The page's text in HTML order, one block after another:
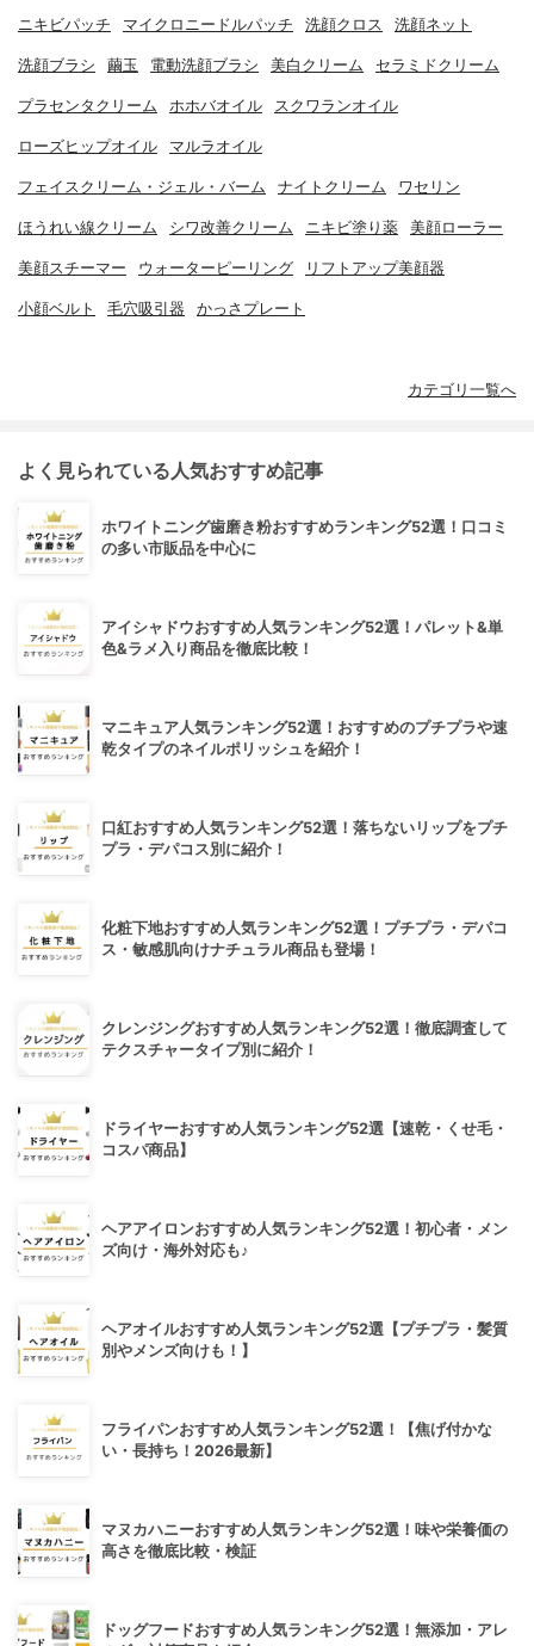
ニキビパッチ マイクロニードルパッチ 洗顔クロス 洗顔ネット
洗顔ブラシ 繭玉 電動洗顔ブラシ 美白クリーム セラミドクリーム
プラセンタクリーム ホホバオイル スクワランオイル
ローズヒップオイル マルラオイル
フェイスクリーム・ジェル・バーム ナイトクリーム ワセリン
ほうれい線クリーム シワ改善クリーム ニキビ塗り薬 美顔ローラー
美顔スチーマー ウォーターピーリング リフトアップ美顔器
小顔ベルト 毛穴吸引器 かっさプレート
カテゴリ一覧へ
よく見られている人気おすすめ記事
ホワイトニング歯磨き粉おすすめランキング52選！口コミ
の多い市販品を中心に
アイシャドウおすすめ人気ランキング52選！パレット&単
色&ラメ入り商品を徹底比較！
マニキュア人気ランキング52選！おすすめのプチプラや速
乾タイプのネイルポリッシュを紹介！
口紅おすすめ人気ランキング52選！落ちないリップをプチ
プラ・デパコス別に紹介！
化粧下地おすすめ人気ランキング52選！プチプラ・デパコ
ス・敏感肌向けナチュラル商品も登場！
クレンジングおすすめ人気ランキング52選！徹底調査して
テクスチャータイプ別に紹介！
ドライヤーおすすめ人気ランキング52選【速乾・くせ毛・
コスパ商品】
ヘアアイロンおすすめ人気ランキング52選！初心者・メン
ズ向け・海外対応も♪
ヘアオイルおすすめ人気ランキング52選【プチプラ・髪質
別やメンズ向けも！】
フライパンおすすめ人気ランキング52選！【焦げ付かな
い・長持ち！2026最新】
マヌカハニーおすすめ人気ランキング52選！味や栄養価の
高さを徹底比較・検証
ドッグフードおすすめ人気ランキング52選！無添加・アレ